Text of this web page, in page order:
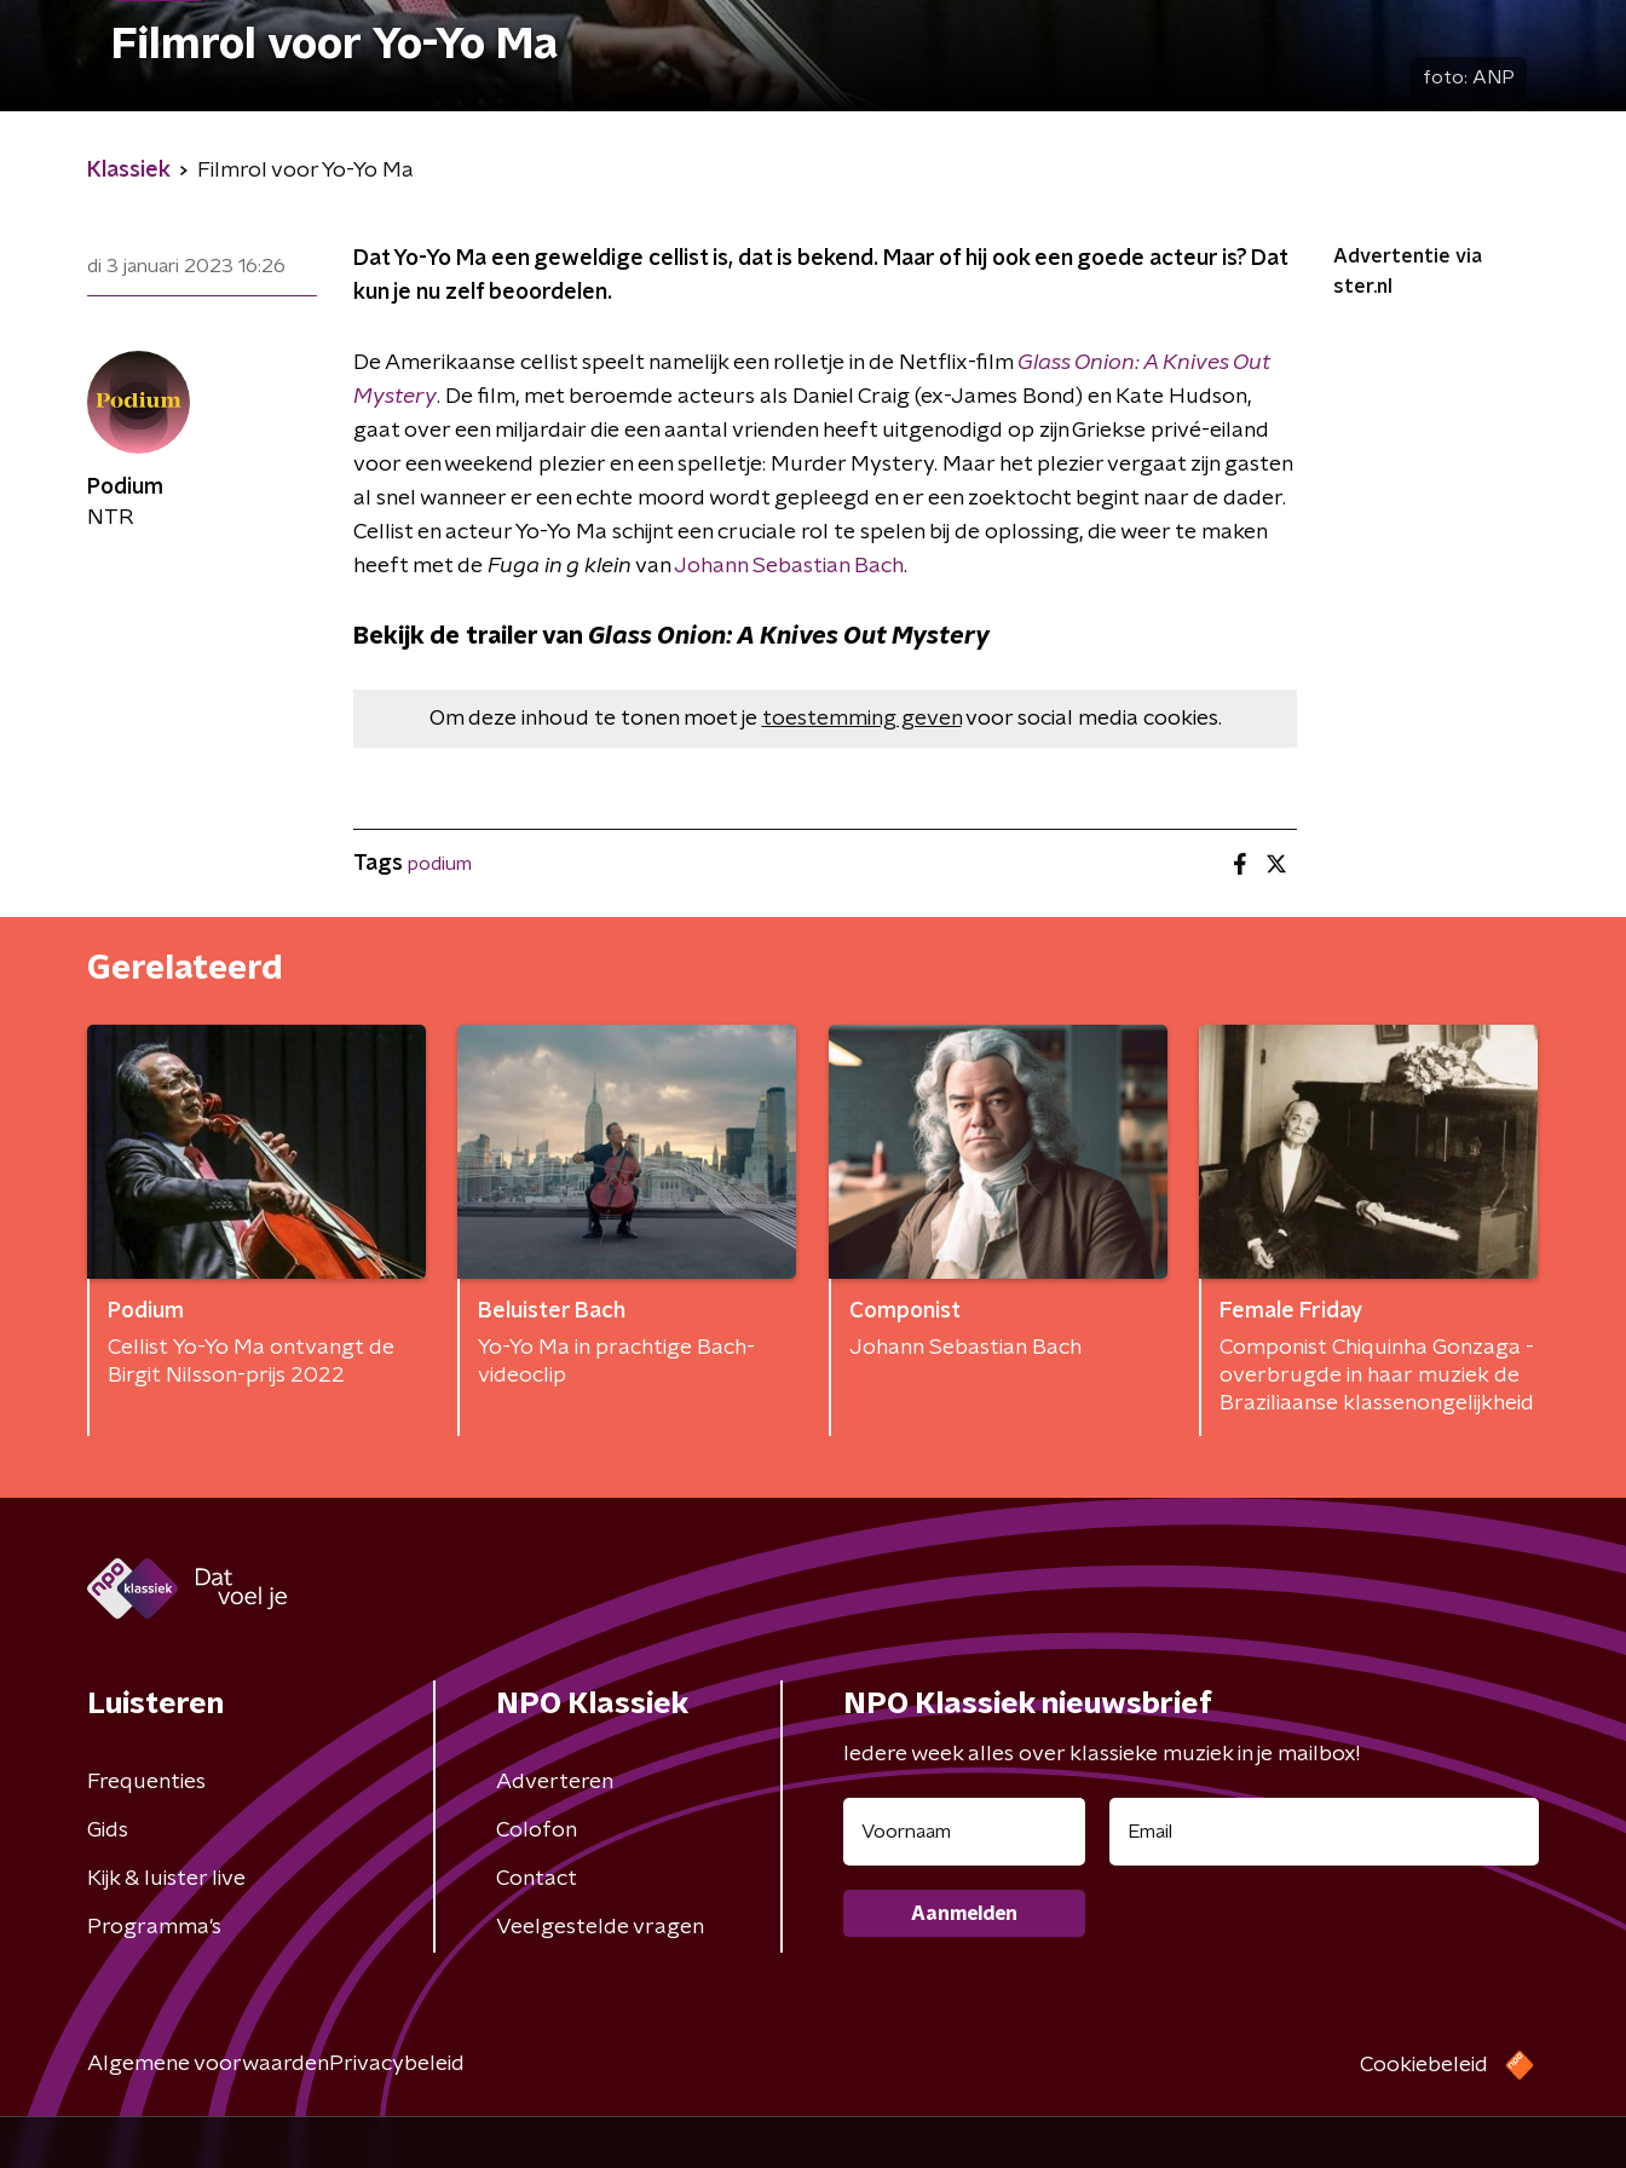
Filmrol voor Yo-Yo Ma
foto: ANP
Klassiek Filmrol voor Yo-Yo Ma
di 3 januari 2023 16:26
Dat Yo-Yo Ma een geweldige cellist is, dat is bekend. Maar of hij ook een goede acteur is? Dat
kun je nu zelf beoordelen.
De Amerikaanse cellist speelt namelijk een rolletje in de Netflix-film Glass Onion: A Knives Out
Mystery. De film, met beroemde acteurs als Daniel Craig (ex-James Bond) en Kate Hudson,
gaat over een miljardair die een aantal vrienden heeft uitgenodigd op zijn Griekse privé-eiland
voor een weekend plezier en een spelletje: Murder Mystery. Maar het plezier vergaat zijn gasten
al snel wanneer er een echte moord wordt gepleegd en er een zoektocht begint naar de dader.
Cellist en acteur Yo-Yo Ma schijnt een cruciale rol te spelen bij de oplossing, die weer te maken
heeft met de Fuga in g klein vanJohann Sebastian Bach.
Bekijk de trailer van Glass Onion: A Knives Out Mystery
Om deze inhoud te tonen moet je toestemming gevenvoor social media cookies.
Advertentie via
ster.nl
Podium
NTR
Tags podium
Gerelateerd
Podium
Cellist Yo-Yo Ma ontvangt de
Birgit Nilsson-prijs 2022
Beluister Bach
Yo-Yo Ma in prachtige Bach-
videoclip
Componist
Johann Sebastian Bach
Female Friday
Componist Chiquinha Gonzaga -
overbrugde in haar muziek de
Braziliaanse klassenongelijkheid
Luisteren
Frequenties
Gids
Kijk & luister live
Programma's
NPO Klassiek
Adverteren
Colofon
Contact
Veelgestelde vragen
NPO Klassiek nieuwsbrief
Iedere week alles over klassieke muziek in je mailbox!
Aanmelden
Algemene voorwaardenPrivacybeleid Cookiebeleid